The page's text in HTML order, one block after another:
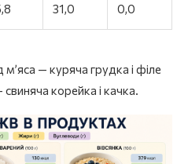
31,0 0,0
м’яса — куряча грудка і філе
корейка і качка.